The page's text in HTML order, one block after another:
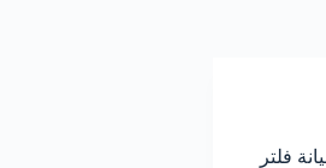
/ تركيب صيانة فلتر